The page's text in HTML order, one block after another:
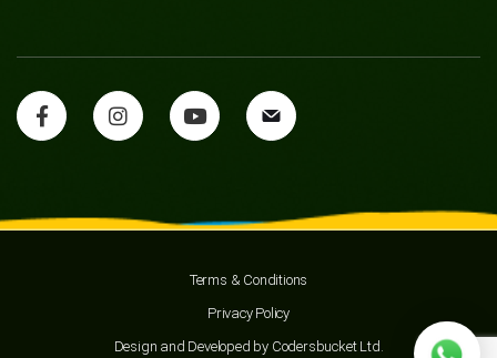
Terms & Conditions
Privacy Policy
Design and Developed by Codersbucket Ltd.